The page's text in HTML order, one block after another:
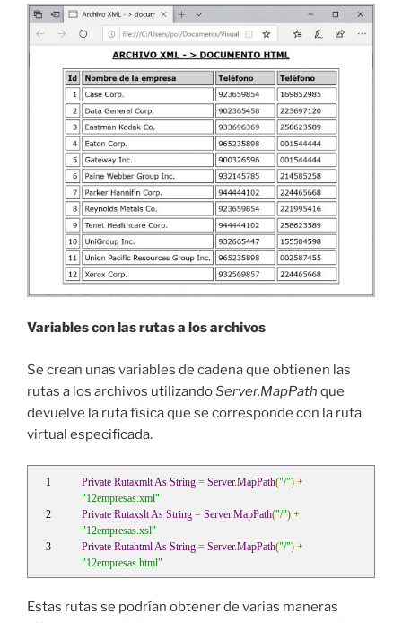
Variables con las rutas a los archivos
Se crean unas variables de cadena que obtienen las
rutas a los archivos utilizandoServer.MapPath que
devuelve la ruta física que se corresponde con la ruta
virtual especificada.
Private RutaxmltAs String = Server.MapPath("/") +
"12empresas.xml"
Private RutaxsltAs String = Server.MapPath("/") +
"12empresas.xsl"
Private RutahtmlAs String = Server.MapPath("/") +
"12empresas.html"
Estas rutas se podrían obtener de varias maneras